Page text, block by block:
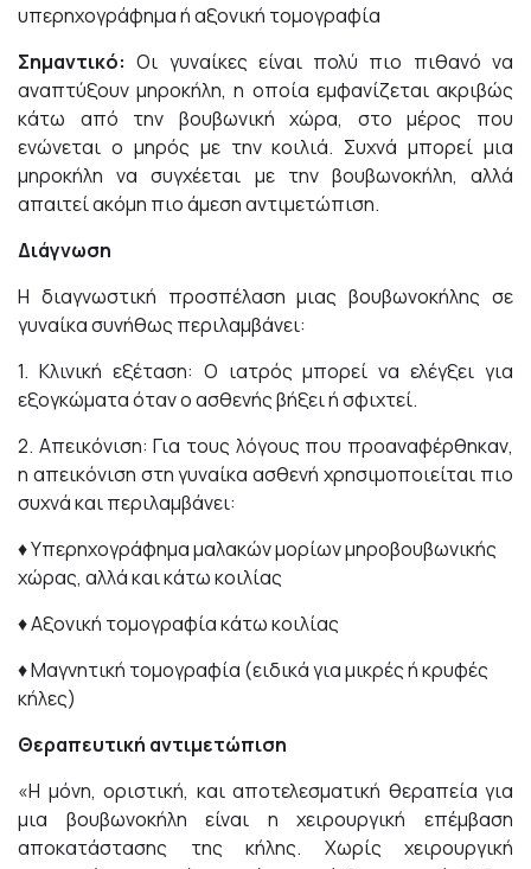
υπερηχογράφημα ή αξονική τομογραφία
Σημαντικό: Οι γυναίκες είναι πολύ πιο πιθανό να
αναπτύξουν μηροκήλη, η οποία εμφανίζεται ακριβώς
κάτω από την βουβωνική χώρα, στο μέρος που
ενώνεται ο μηρός με την κοιλιά. Συχνά μπορεί μια
μηροκήλη να συγχέεται με την βουβωνοκήλη, αλλά
απαιτεί ακόμη πιο άμεση αντιμετώπιση.
Διάγνωση
Η διαγνωστική προσπέλαση μιας βουβωνοκήλης σε
γυναίκα συνήθως περιλαμβάνει:
1. Κλινική εξέταση: Ο ιατρός μπορεί να ελέγξει για
εξογκώματα όταν ο ασθενής βήξει ή σφιχτεί.
2. Απεικόνιση: Για τους λόγους που προαναφέρθηκαν,
η απεικόνιση στη γυναίκα ασθενή χρησιμοποιείται πιο
συχνά και περιλαμβάνει:
♦ Υπερηχογράφημα μαλακών μορίων μηροβουβωνικής
χώρας, αλλά και κάτω κοιλίας
♦ Αξονική τομογραφία κάτω κοιλίας
♦ Μαγνητική τομογραφία (ειδικά για μικρές ή κρυφές
κήλες)
Θεραπευτική αντιμετώπιση
«Η μόνη, οριστική, και αποτελεσματική θεραπεία για
μια βουβωνοκήλη είναι η χειρουργική επέμβαση
αποκατάστασης της κήλης. Χωρίς χειρουργική